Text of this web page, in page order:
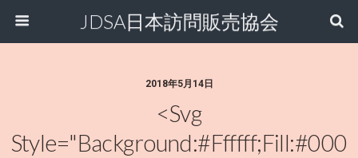
JDSA日本訪問販売協会
2018年5月14日
<svg
Style="background:#ffffff;fill:#000